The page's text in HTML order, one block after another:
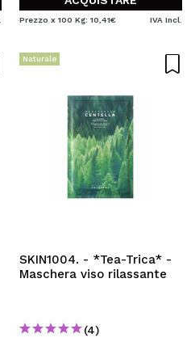
Prezzo x 100 Kg: 10,41€ IVA Incl.
Naturale
SKIN1004. - *Tea-Trica* -
Maschera viso rilassante
(4)